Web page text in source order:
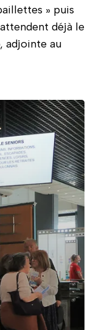
» puis
déjà le
adjointe au